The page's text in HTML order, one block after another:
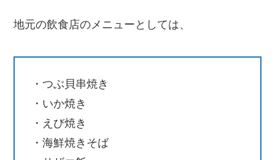
地元の飲食店のメニューとしては、
・つぶ貝串焼き
・いか焼き
・えび焼き
・海鮮焼きそば